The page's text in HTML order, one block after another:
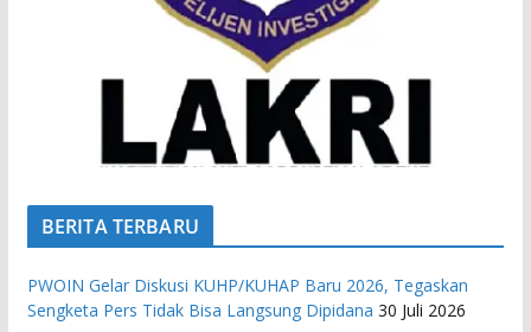
BERITA TERBARU
PWOIN Gelar Diskusi KUHP/KUHAP Baru 2026, Tegaskan
Sengketa Pers Tidak Bisa Langsung Dipidana 30 Juli 2026